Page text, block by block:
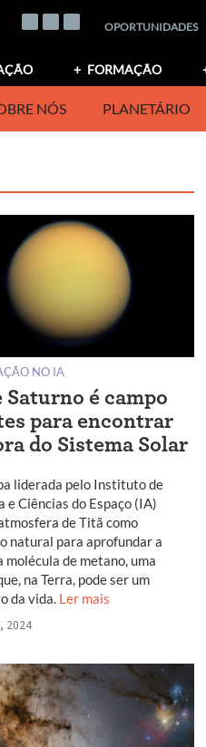
OPORTUNIDADES
FORMAÇÃO
NÓS PLANETÁRIO
NO IA
Saturno é campo
para encontrar
do Sistema Solar
liderada pelo Instituto de
e Ciências do Espaço (IA)
de Titã como
natural para aprofundar a
molécula de metano, uma
na Terra, pode ser um
da vida. Ler mais
2024